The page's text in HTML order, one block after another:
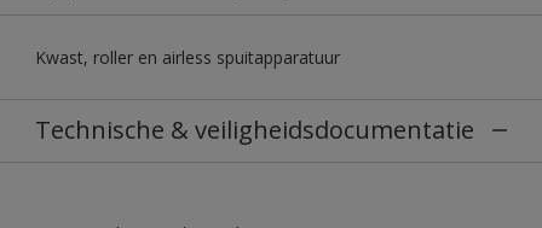
Kwast, roller en airless spuitapparatuur
Technische & veiligheidsdocumentatie